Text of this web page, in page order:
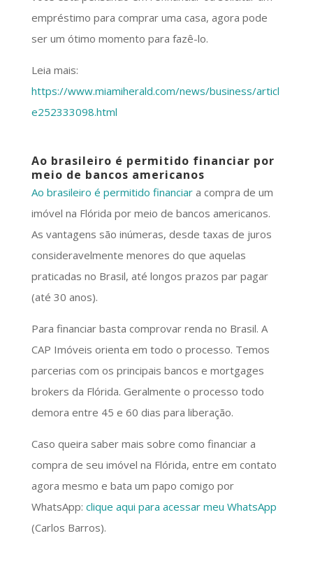
empréstimo para comprar uma casa, agora pode
ser um ótimo momento para fazê-lo.
Leia mais:
https://www.miamiherald.com/news/business/articl
e252333098.html
Ao brasileiro é permitido financiar por
meio de bancos americanos
Ao brasileiro é permitido financiara compra de um
imóvel na Flórida por meio de bancos americanos.
As vantagens são inúmeras, desde taxas de juros
consideravelmente menores do que aquelas
praticadas no Brasil, até longos prazos par pagar
(até 30 anos).
Para financiar basta comprovar renda no Brasil. A
CAP Imóveis orienta em todo o processo. Temos
parcerias com os principais bancos e mortgages
brokers da Flórida. Geralmente o processo todo
demora entre 45 e 60 dias para liberação.
Caso queira saber mais sobre como financiar a
compra de seu imóvel na Flórida, entre em contato
agora mesmo e bata um papo comigo por
WhatsApp: clique aqui para acessar meu WhatsApp
(Carlos Barros).